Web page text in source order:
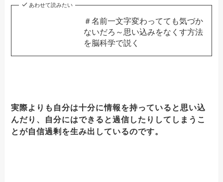
あわせて読みたい
＃名前一文字変わってても気づか
ないだろ～思い込みをなくす方法
を脳科学で説く
実際よりも自分は十分に情報を持っていると思い込
んだり、自分にはできると過信したりしてしまうこ
とが自信過剰を生み出しているのです。